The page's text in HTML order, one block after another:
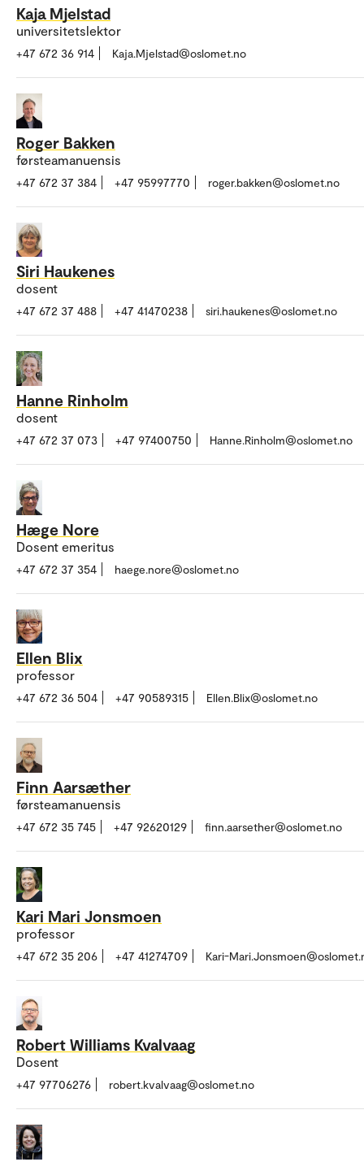
Kaja Mjelstad
universitetslektor
+47 672 36 914 Kaja.Mjelstad@oslomet.no
Roger Bakken
førsteamanuensis
+47 672 37 384 +47 95997770 roger.bakken@oslomet.no
Siri Haukenes
dosent
+47 672 37 488 +47 41470238 siri.haukenes@oslomet.no
Hanne Rinholm
dosent
+47 672 37 073 +47 97400750 Hanne.Rinholm@oslomet.no
Hæge Nore
Dosent emeritus
+47 672 37 354 haege.nore@oslomet.no
Ellen Blix
professor
+47 672 36 504 +47 90589315 Ellen.Blix@oslomet.no
Finn Aarsæther
førsteamanuensis
+47 672 35 745 +47 92620129 finn.aarsether@oslomet.no
Kari Mari Jonsmoen
professor
+47 672 35 206 +47 41274709 Kari-
Robert Williams Kvalvaag
Dosent
+47 97706276 robert.kvalvaag@oslomet.no